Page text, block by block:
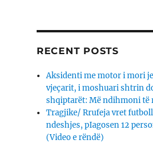
RECENT POSTS
Aksidenti me motor i mori
vjeçarit, i moshuari shtrin
shqiptarët: Më ndihmoni të
Tragjike/ Rrufeja vret
ndeshjes, pIagosen 12
(Video e rëndë)